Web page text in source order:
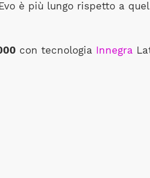
è più lungo rispetto a
con tecnologia Innegra